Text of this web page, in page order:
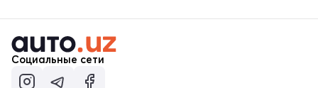
Социальные сети